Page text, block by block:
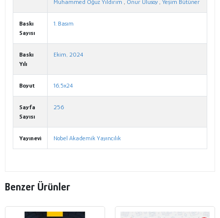
Muhammed Oğuz Yıldırım , Onur Ulusoy , Yeşim Bütüner
Baskı
Sayısı
1. Basım
Baskı
Yılı
Ekim, 2024
Boyut 16,5x24
Sayfa
Sayısı
256
Yayınevi Nobel Akademik Yayıncılık
Benzer Ürünler